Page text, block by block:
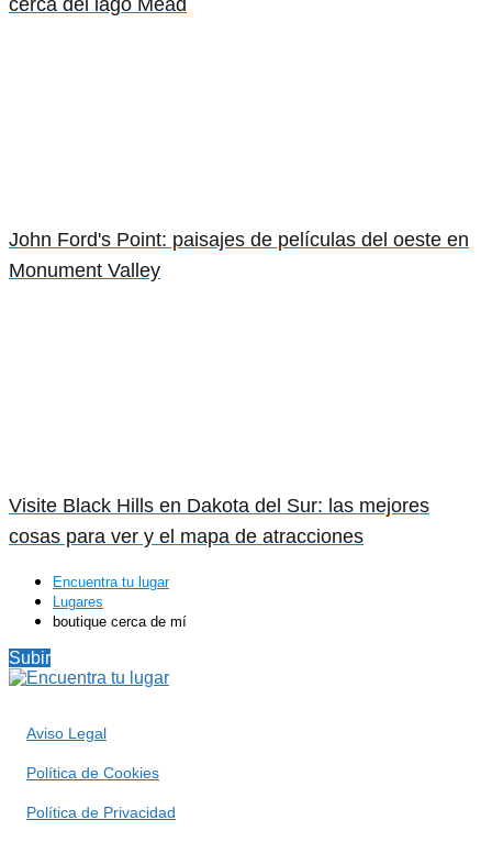
cerca del lago Mead
John Ford's Point: paisajes de películas del oeste en
Monument Valley
Visite Black Hills en Dakota del Sur: las mejores
cosas para ver y el mapa de atracciones
Encuentra tu lugar
Lugares
boutique cerca de mí
Subir
Aviso Legal
Política de Cookies
Política de Privacidad